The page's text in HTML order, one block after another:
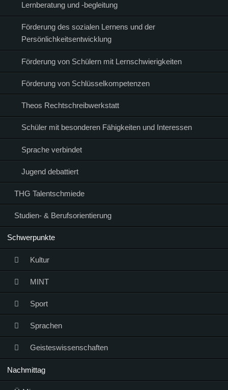
Lernberatung und -begleitung
Förderung des sozialen Lernens und der
Persönlichkeitsentwicklung
Förderung von Schülern mit Lernschwierigkeiten
Förderung von Schlüsselkompetenzen
Theos Rechtschreibwerkstatt
Schüler mit besonderen Fähigkeiten und Interessen
Sprache verbindet
Jugend debattiert
THG Talentschmiede
Studien- & Berufsorientierung
Schwerpunkte
Kultur
MINT
Sport
Sprachen
Geisteswissenschaften
Nachmittag